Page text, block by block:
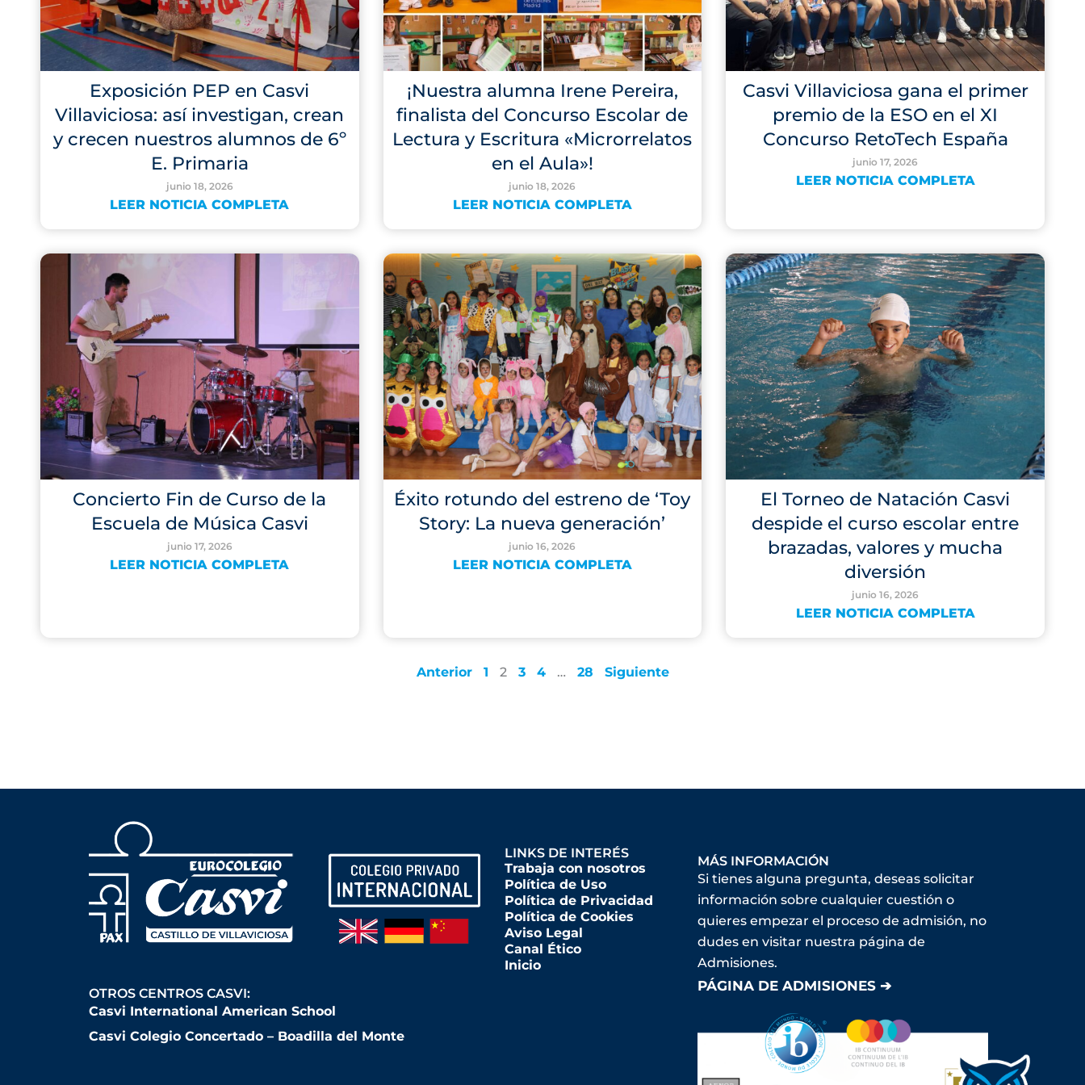
Exposición PEP en Casvi
Villaviciosa: así investigan, crean
y crecen nuestros alumnos de 6º
E. Primaria
junio 18, 2026
LEER NOTICIA COMPLETA
¡Nuestra alumna Irene Pereira,
finalista del Concurso Escolar de
Lectura y Escritura «Microrrelatos
en el Aula»!
junio 18, 2026
LEER NOTICIA COMPLETA
Casvi Villaviciosa gana el primer
premio de la ESO en el XI
Concurso RetoTech España
junio 17, 2026
LEER NOTICIA COMPLETA
Concierto Fin de Curso de la
Escuela de Música Casvi
junio 17, 2026
LEER NOTICIA COMPLETA
Éxito rotundo del estreno de ‘Toy
Story: La nueva generación’
junio 16, 2026
LEER NOTICIA COMPLETA
El Torneo de Natación Casvi
despide el curso escolar entre
brazadas, valores y mucha
diversión
junio 16, 2026
LEER NOTICIA COMPLETA
Anterior 1 2 3 4 … 28 Siguiente
OTROS CENTROS CASVI:
Casvi International American School
Casvi Colegio Concertado – Boadilla del Monte
LINKS DE INTERÉS
Trabaja con nosotros
Política de Uso
Política de Privacidad
Política de Cookies
Aviso Legal
Canal Ético
Inicio
MÁS INFORMACIÓN
Si tienes alguna pregunta, deseas solicitar
información sobre cualquier cuestión o
quieres empezar el proceso de admisión, no
dudes en visitar nuestra página de
Admisiones.
PÁGINA DE ADMISIONES ➔